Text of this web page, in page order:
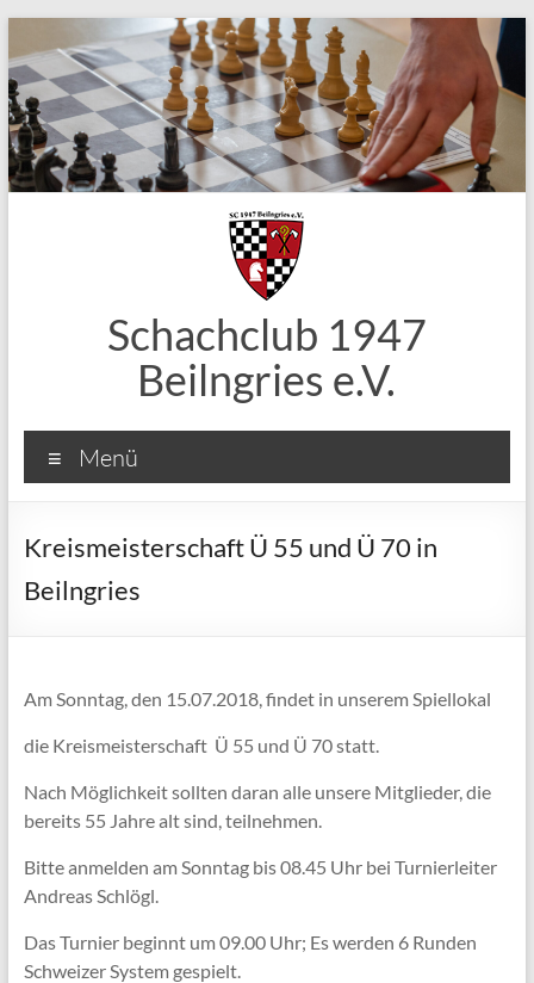
Inhalt
springen
Schachclub 1947
Beilngries e.V.
Menü
Kreismeisterschaft Ü 55 und Ü 70 in
Beilngries
Am Sonntag, den 15.07.2018, findet in unserem Spiellokal
die Kreismeisterschaft Ü 55 und Ü 70 statt.
Nach Möglichkeit sollten daran alle unsere Mitglieder, die
bereits 55 Jahre alt sind, teilnehmen.
Bitte anmelden am Sonntag bis 08.45 Uhr bei Turnierleiter
Andreas Schlögl.
Das Turnier beginnt um 09.00 Uhr; Es werden 6 Runden
Schweizer System gespielt.